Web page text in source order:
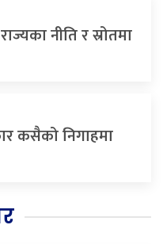
नीति र स्रोतमा
कसैको निगाहमा